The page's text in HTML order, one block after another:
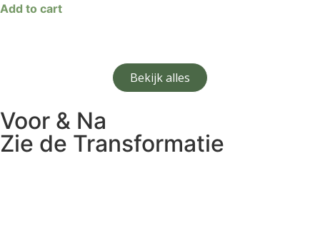
Add to cart
Bekijk alles
Voor & Na
Zie de Transformatie